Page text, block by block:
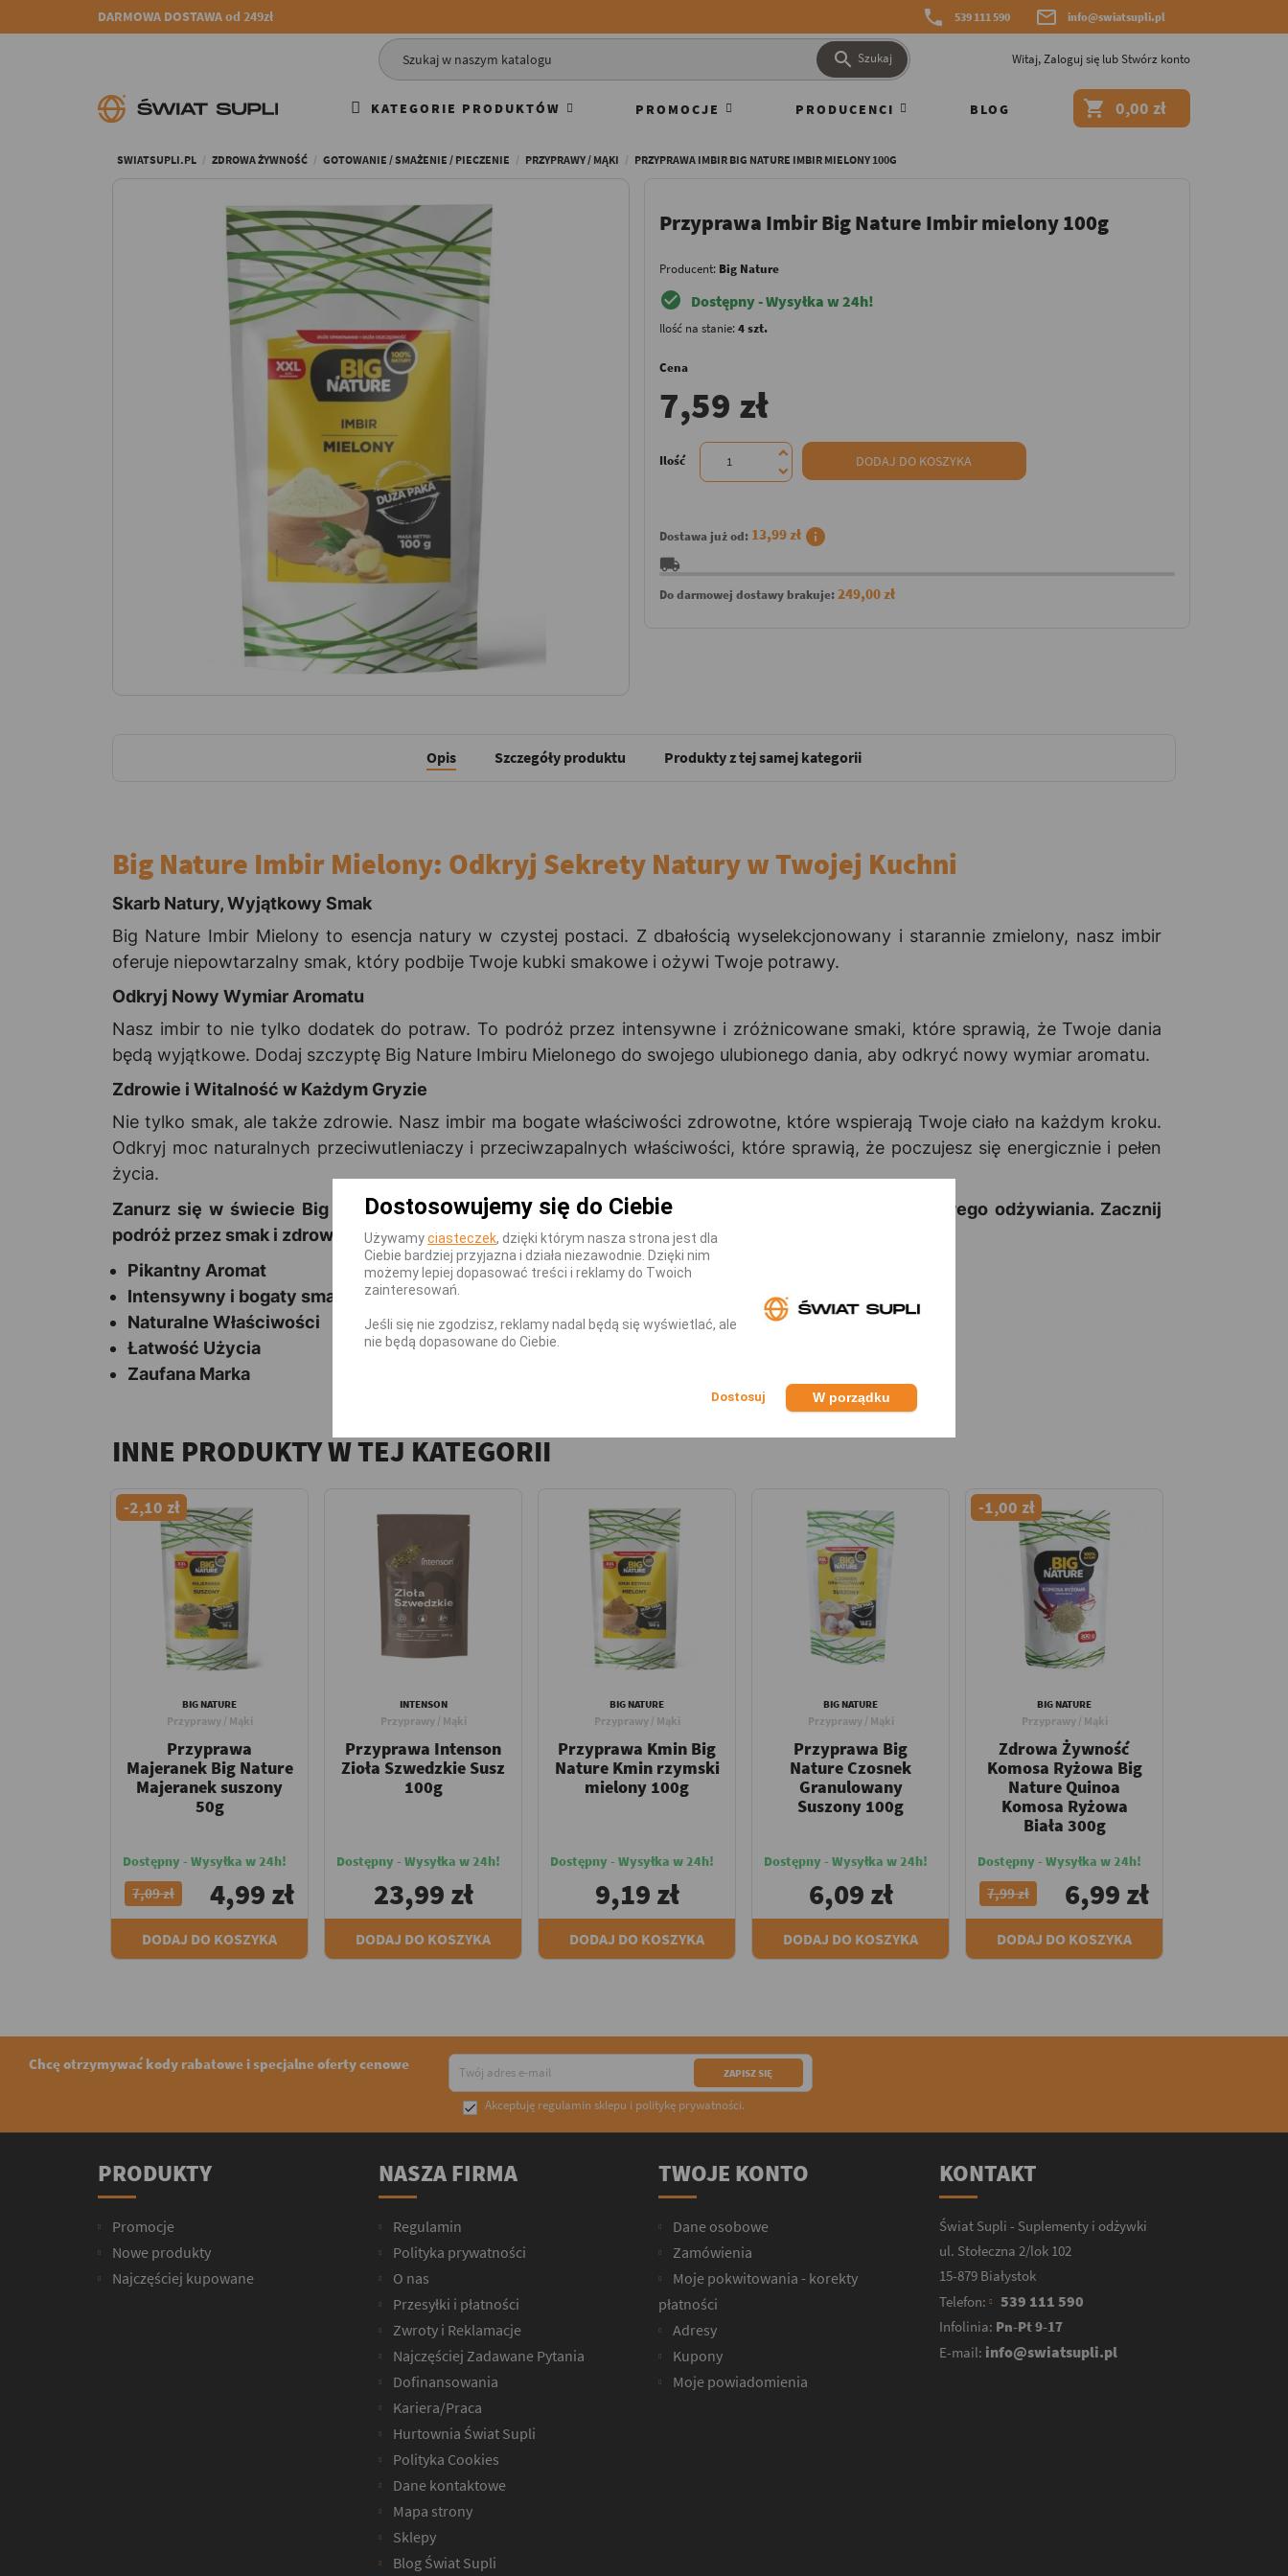
DARMOWA DOSTAWA od 249zł  539 111 590  info@swiatsupli.pl
 Szukaj Witaj,Zaloguj się lubStwórz konto
KATEGORIE PRODUKTÓW PROMOCJE PRODUCENCI BLOG  0,00 zł
SWIATSUPLI.PL ZDROWA ŻYWNOŚĆ GOTOWANIE / SMAŻENIE / PIECZENIE PRZYPRAWY / MĄKI PRZYPRAWA IMBIR BIG NATURE IMBIR MIELONY 100G
Przyprawa Imbir Big Nature Imbir mielony 100g
Producent: Big Nature
check_circle Dostępny - Wysyłka w 24h!
Ilość na stanie:4 szt.
Cena
7,59 zł
Ilość DODAJ DO KOSZYKA
Dostawa już od: 13,99 zł info
local_shipping
Do darmowej dostawy brakuje: 249,00 zł
Opis Szczegóły produktu Produkty z tej samej kategorii
Big Nature Imbir Mielony: Odkryj Sekrety Natury w Twojej Kuchni
Skarb Natury, Wyjątkowy Smak
Big Nature Imbir Mielony to esencja natury w czystej postaci. Z dbałością wyselekcjonowany i starannie zmielony, nasz imbir
oferuje niepowtarzalny smak, który podbije Twoje kubki smakowe i ożywi Twoje potrawy.
Odkryj Nowy Wymiar Aromatu
Nasz imbir to nie tylko dodatek do potraw. To podróż przez intensywne i zróżnicowane smaki, które sprawią, że Twoje dania
będą wyjątkowe. Dodaj szczyptę Big Nature Imbiru Mielonego do swojego ulubionego dania, aby odkryć nowy wymiar aromatu.
Zdrowie i Witalność w Każdym Gryzie
Nie tylko smak, ale także zdrowie. Nasz imbir ma bogate właściwości zdrowotne, które wspierają Twoje ciało na każdym kroku.
Odkryj moc naturalnych przeciwutleniaczy i przeciwzapalnych właściwości, które sprawią, że poczujesz się energicznie i pełen
życia.
Zanurz się w świecie Big Nature Imbiru Mielonego i pozwól sobie na chwilę przyjemności i zdrowego odżywiania. Zacznij
podróż przez smak i zdrowie już teraz!
Pikantny Aromat
Intensywny i bogaty smak, który podbije Twoje potrawy
Naturalne Właściwości
Łatwość Użycia
Zaufana Marka
INNE PRODUKTY W TEJ KATEGORII
-2,10 zł
BIG NATURE
Przyprawy / Mąki
Przyprawa
Majeranek Big Nature
Majeranek suszony
50g
Dostępny - Wysyłka w 24h!
7,09 zł 4,99 zł
DODAJ DO KOSZYKA
INTENSON
Przyprawy / Mąki
Przyprawa Intenson
Zioła Szwedzkie Susz
100g
Dostępny - Wysyłka w 24h!
23,99 zł
DODAJ DO KOSZYKA
BIG NATURE
Przyprawy / Mąki
Przyprawa Kmin Big
Nature Kmin rzymski
mielony 100g
Dostępny - Wysyłka w 24h!
9,19 zł
DODAJ DO KOSZYKA
BIG NATURE
Przyprawy / Mąki
Przyprawa Big
Nature Czosnek
Granulowany
Suszony 100g
Dostępny - Wysyłka w 24h!
6,09 zł
DODAJ DO KOSZYKA
-1,00 zł
BIG NATURE
Przyprawy / Mąki
Zdrowa Żywność
Komosa Ryżowa Big
Nature Quinoa
Komosa Ryżowa
Biała 300g
Dostępny - Wysyłka w 24h!
7,99 zł 6,99 zł
DODAJ DO KOSZYKA
Chcę otrzymywać kody rabatowe i specjalne oferty cenowe
 Akceptuję regulamin sklepu i politykę prywatności.
Dostosowujemy się do Ciebie
Używamyciasteczek, dzięki którym nasza strona jest dla
Ciebie bardziej przyjazna i działa niezawodnie. Dzięki nim
możemy lepiej dopasować treści i reklamy do Twoich
zainteresowań.
Jeśli się nie zgodzisz, reklamy nadal będą się wyświetlać, ale
nie będą dopasowane do Ciebie.
W porządku
PRODUKTY
Promocje
Nowe produkty
Najczęściej kupowane
NASZA FIRMA
Regulamin
Polityka prywatności
O nas
Przesyłki i płatności
Zwroty i Reklamacje
Najczęściej Zadawane Pytania
Dofinansowania
Kariera/Praca
Hurtownia Świat Supli
Polityka Cookies
Dane kontaktowe
Mapa strony
Sklepy
Blog Świat Supli
TWOJE KONTO
Dane osobowe
Zamówienia
Moje pokwitowania - korekty
płatności
Adresy
Kupony
Moje powiadomienia
KONTAKT
Świat Supli - Suplementy i odżywki
ul. Stołeczna 2/lok 102
15-879 Białystok
Telefon:
539 111 590
Infolinia: Pn-Pt 9-17
E-mail: info@swiatsupli.pl